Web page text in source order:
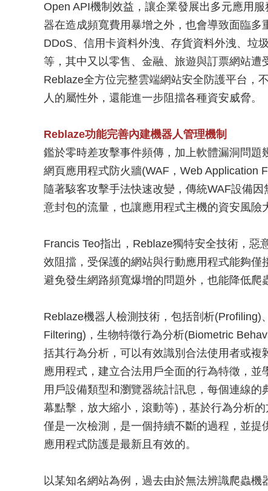
Open API機制效益，讓企業發展出多元應用
器在造成頻寬費用暴增之外，也會導致面臨多
DDoS、信用卡資料外洩、存貨資料外洩、垃
等，其中又以零售、金融、旅遊與訂票網站遭
Reblaze全方位完整雲端網站安全防護平台，
人的屬性外，還能進一步阻擋各種資安威脅。
Reblaze功能完善內建機器人管理機制
鑑於零時差攻擊事件頻傳，加上軟體漏洞問題
網頁應用程式防火牆(WAF，Web Application
隨著駭客攻擊手法快速改變，傳統WAF設備
意封包的流量，也讓應用程式主機的資安風險
Francis Teo指出，Reblaze獨特安全技術，
效阻擋，受保護的網站與行動應用程式能夠
避免發生網路頻寬爆增的問題外，也能降低爬
Reblaze機器人檢測技術，包括剖析
Filtering)，生物特徵行為分析(Biometric
括其行為分析，可以有效識別合法使用者或
應用程式，建立合法用戶全面的行為特徵，
用戶設備類型和瀏覽器統計訊息，每個連線
幕點擊，放大縮小，滾動等)，基於行為分析
僅是一次檢測，是一個持續不斷的過程，並
應用程式防護是最新且有效的。
以某知名網站為例，過去由於無法辨識爬蟲